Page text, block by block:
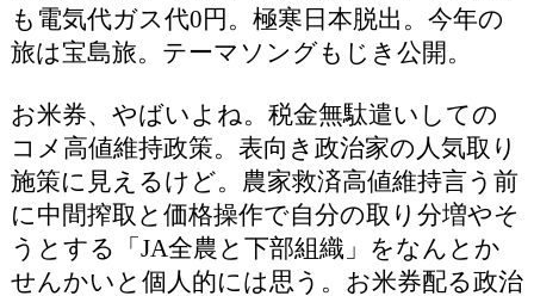
も電気代ガス代0円。極寒日本脱出。今年の
旅は宝島旅。テーマソングもじき公開。
お米券、やばいよね。税金無駄遣いしての
コメ高値維持政策。表向き政治家の人気取り
施策に見えるけど。農家救済高値維持言う前
に中間搾取と価格操作で自分の取り分増やそ
うとする「JA全農と下部組織」をなんとか
せんかいと個人的には思う。お米券配る政治